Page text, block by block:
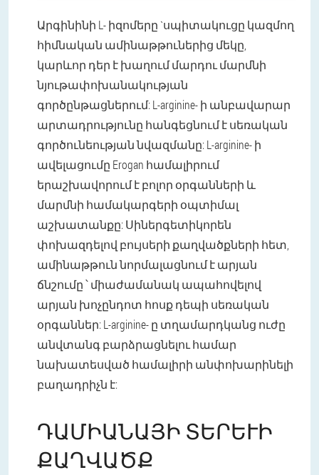
Արգինինի L- իզոմերը `սպիտակուցը կազմող
հիմնական ամինաթթուներից մեկը,
կարևոր դեր է խաղում մարդու մարմնի
նյութափոխանակության
գործընթացներում: L-arginine- ի անբավարար
արտադրությունը հանգեցնում է սեռական
գործունեության նվազմանը: L-arginine- ի
ավելացումը Erogan համալիրում
երաշխավորում է բոլոր օրգանների և
մարմնի համակարգերի օպտիմալ
աշխատանքը: Սիներգետիկորեն
փոխազդելով բույսերի քաղվածքների հետ,
ամինաթթուն նորմալացնում է արյան
ճնշումը ՝ միաժամանակ ապահովելով
արյան խոչընդոտ հոսք դեպի սեռական
օրգաններ: L-arginine- ը տղամարդկանց ուժը
անվտանգ բարձրացնելու համար
նախատեսված համալիրի անփոխարինելի
բաղադրիչն է:
ԴԱՄԻԱՆԱՅԻ ՏԵՐԵՒԻ
ՔԱՂՎԱԾՔ